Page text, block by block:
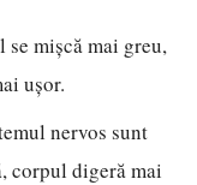
mișcă mai greu,
ușor.
nervos sunt
corpul digeră mai